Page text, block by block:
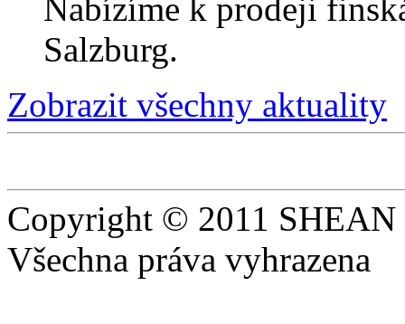
Nabízíme k prodeji
Salzburg.
Zobrazit všechny aktuality
Copyright © 2011 SHEAN
Všechna práva vyhrazena